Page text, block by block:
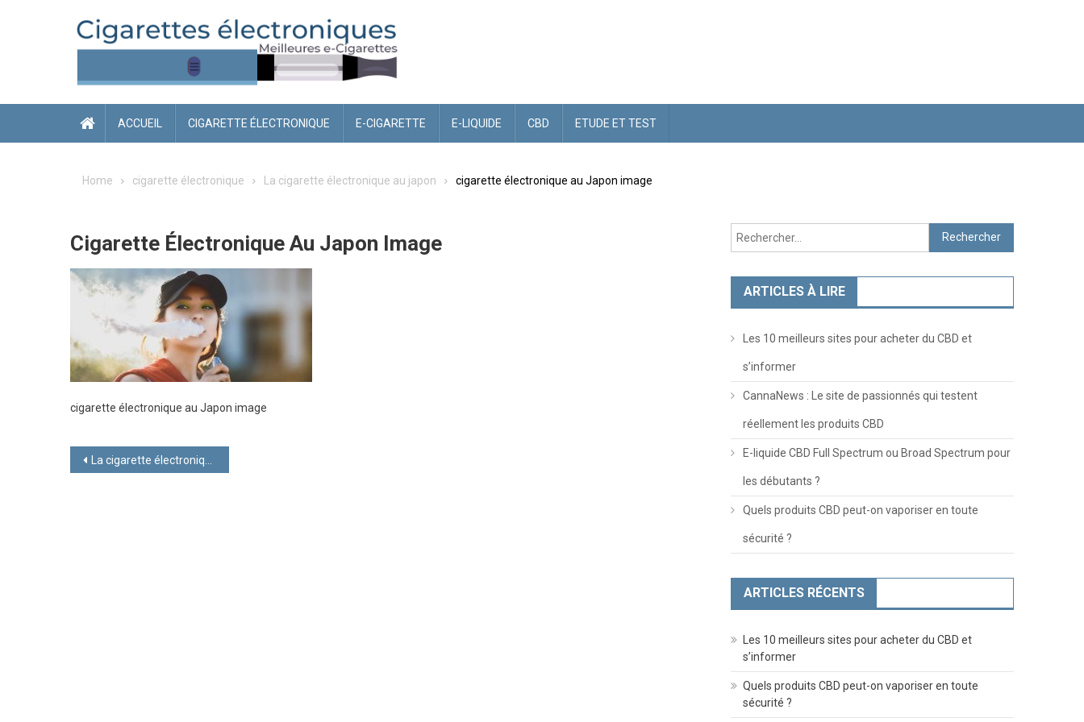
ACCUEIL CIGARETTE ÉLECTRONIQUE E-CIGARETTE E-LIQUIDE CBD ETUDE ET TEST
Home cigarette électronique La cigarette électronique au japon cigarette électronique au Japon image
Cigarette Électronique Au Japon Image
cigarette électronique au Japon image
Navigation
La cigarette électronique au japon
Rechercher :
ARTICLES À LIRE
Les 10 meilleurs sites pour acheter du CBD et
s’informer
CannaNews : Le site de passionnés qui testent
réellement les produits CBD
E-liquide CBD Full Spectrum ou Broad Spectrum pour
les débutants ?
Quels produits CBD peut-on vaporiser en toute
sécurité ?
ARTICLES RÉCENTS
Les 10 meilleurs sites pour acheter du CBD et
s’informer
Quels produits CBD peut-on vaporiser en toute
sécurité ?